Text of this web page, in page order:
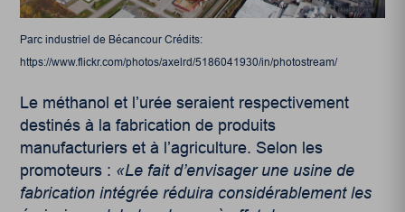
Parc industriel de Bécancour Crédits:
https://www.flickr.com/photos/axelrd/5186041930/in/photostream/
Le méthanol et l’urée seraient respectivement
destinés à la fabrication de produits
manufacturiers et à l’agriculture. Selon les
promoteurs : «Le fait d’envisager une usine de
fabrication intégrée réduira considérablement les